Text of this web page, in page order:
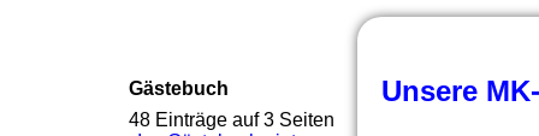
Unsere
Gästebuch
48 Einträge auf 3 Seiten